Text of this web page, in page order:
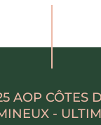
AOP CÔTES
-